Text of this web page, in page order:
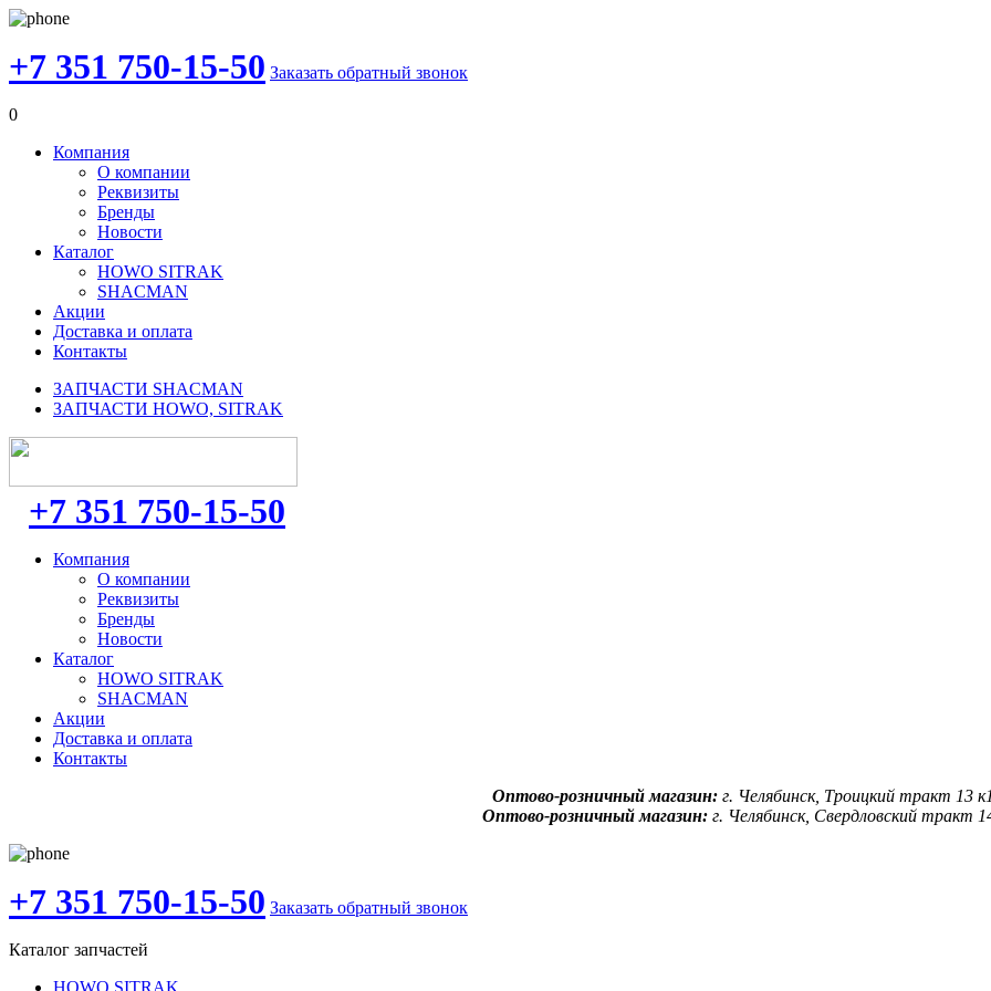
+7 351 750-15-50 Заказать обратный звонок
0
Компания
О компании
Реквизиты
Бренды
Новости
Каталог
HOWO SITRAK
SHACMAN
Акции
Доставка и оплата
Контакты
ЗАПЧАСТИ SHACMAN
ЗАПЧАСТИ HOWO, SITRAK
+7 351 750-15-50
Компания
О компании
Реквизиты
Бренды
Новости
Каталог
HOWO SITRAK
SHACMAN
Акции
Доставка и оплата
Контакты
Оптово-розничный магазин: г. Челябинск, Троицкий тракт 13
Оптово-розничный магазин:г. Челябинск, Свердловский тракт
+7 351 750-15-50 Заказать обратный звонок
Каталог запчастей
HOWO SITRAK